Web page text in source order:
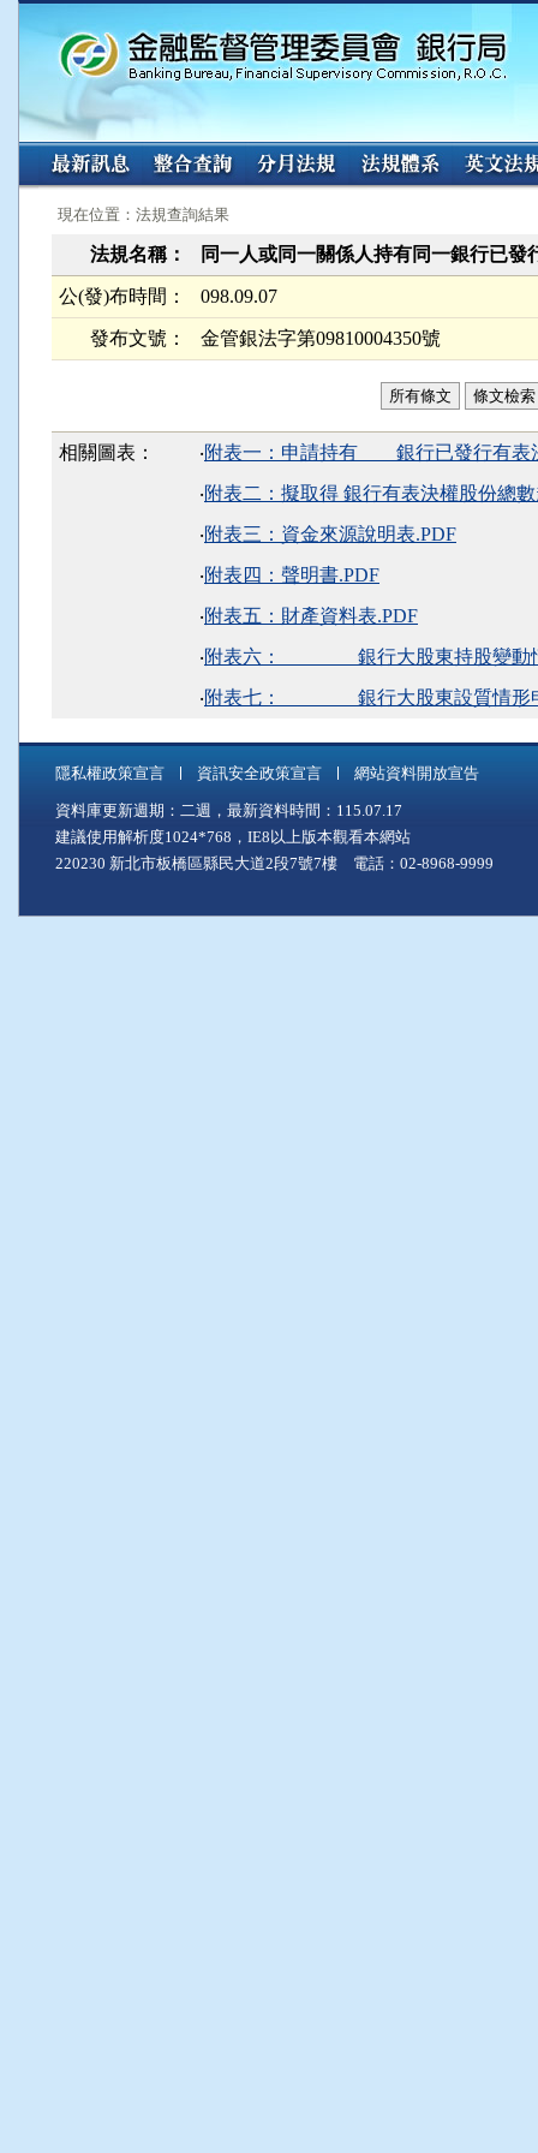
:::
現在位置：法規查詢結果
法規名稱： 同一人或同一關係人持有同一銀行已
公(發)布時間： 098.09.07
發布文號： 金管銀法字第09810004350號
所有條文 條文檢索
相關圖表： ‧附表一：申請持有 銀行已發行有
‧附表二：擬取得 銀行有表決權股份總
‧附表三：資金來源說明表.PDF
‧附表四：聲明書.PDF
‧附表五：財產資料表.PDF
‧附表六： 銀行大股東持股變動情
‧附表七： 銀行大股東設質情形申
隱私權政策宣言 資訊安全政策宣言 網站資料開放宣告
資料庫更新週期：二週，最新資料時間：115.07.17
建議使用解析度1024*768，IE8以上版本觀看本網站
220230 新北市板橋區縣民大道2段7號7樓 電話：02-8968-9999